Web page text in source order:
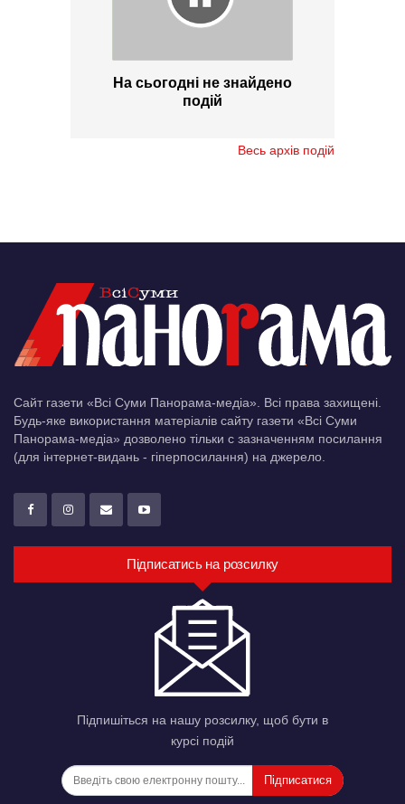
На сьогодні не знайдено
подій
Весь архів подій
Сайт газети «Всі Суми Панорама-медіа». Всі права захищені.
Будь-яке використання матеріалів сайту газети «Всі Суми
Панорама-медіа» дозволено тільки c зазначенням посилання
(для інтернет-видань - гіперпосилання) на джерело.
Підписатись на розсилку
Підпишіться на нашу розсилку, щоб бути в
курсі подій
Підписатися